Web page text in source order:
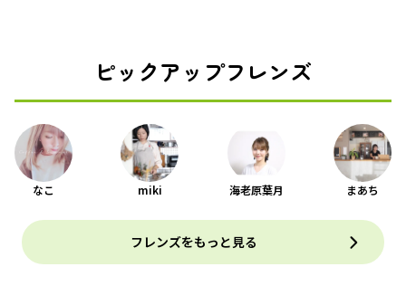
ピックアップフレンズ
なこ miki 海老原葉月 まあち
フレンズをもっと見る